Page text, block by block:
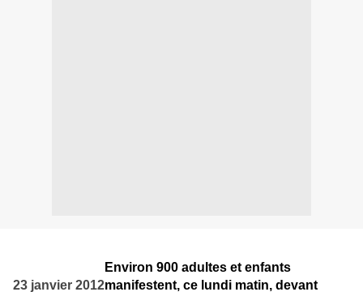
23 janvier 2012
Environ 900 adultes et enfants
manifestent, ce lundi matin, devant